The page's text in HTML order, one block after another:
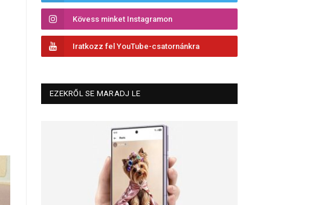
Kövess minket Instagramon
Iratkozz fel YouTube-csatornánkra
EZEKRŐL SE MARADJ LE